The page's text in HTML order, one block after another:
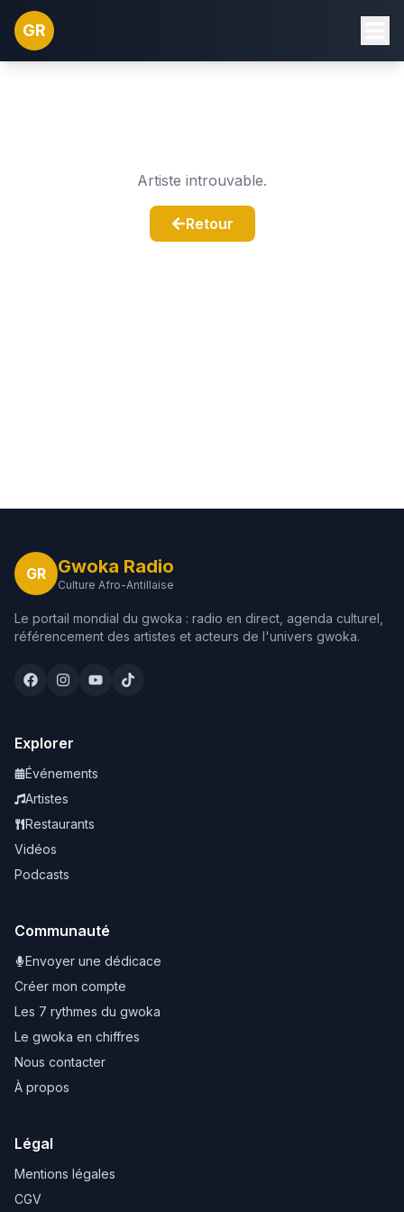
GR
Artiste introuvable.
Retour
GR Gwoka Radio
Culture Afro-Antillaise
Le portail mondial du gwoka : radio en direct, agenda culturel,
référencement des artistes et acteurs de l'univers gwoka.
Explorer
Événements
Artistes
Restaurants
Vidéos
Podcasts
Communauté
Envoyer une dédicace
Créer mon compte
Les 7 rythmes du gwoka
Le gwoka en chiffres
Nous contacter
À propos
Légal
Mentions légales
CGV